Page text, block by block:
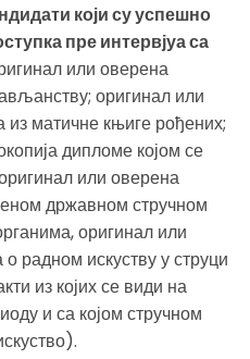
који су успешно
пре интервјуа са
или оверена
оригинал или
матичне књиге рођених;
дипломе којом се
или оверена
државном стручном
оригинал или
радном искуству у струци
из којих се види на
и са којом стручном